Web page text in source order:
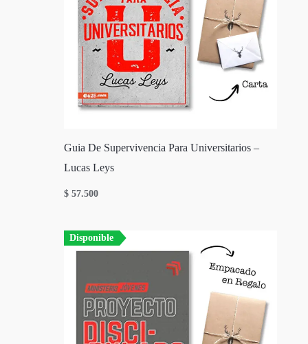
Guia De Supervivencia Para Universitarios –
Lucas Leys
$ 57.500
Disponible